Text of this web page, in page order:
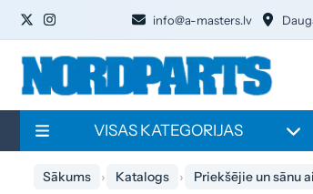
info@a-masters.lv
VISAS KATEGORIJAS
Sākums Katalogs Priekšējie un sānu